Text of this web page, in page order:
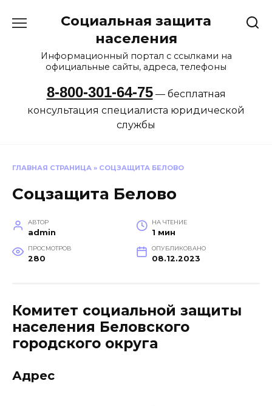
Социальная защита
населения
Информационный портал с ссылками на
официальные сайты, адреса, телефоны
8-800-301-64-75— бесплатная
консультация специалиста юридической
службы
ГЛАВНАЯ СТРАНИЦА » СОЦЗАЩИТА БЕЛОВО
Соцзащита Белово
АВТОР
admin
НА ЧТЕНИЕ
1 мин
ПРОСМОТРОВ
280
ОПУБЛИКОВАНО
08.12.2023
Комитет социальной защиты
населения Беловского
городского округа
Адрес